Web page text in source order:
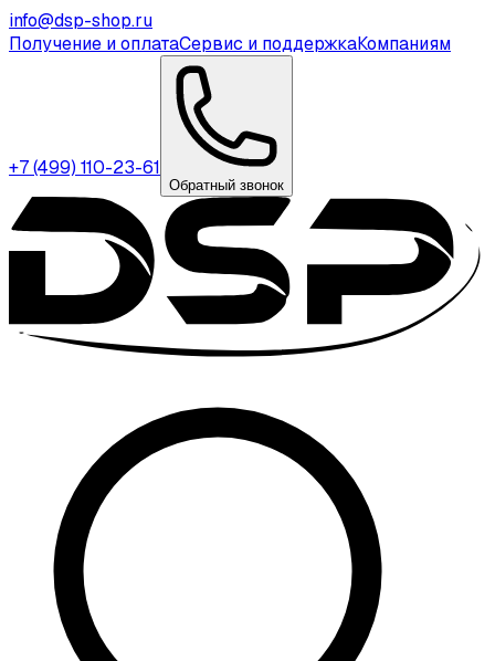
info@dsp-shop.ru
Получение и оплатаСервис и поддержкаКомпаниям
+7 (499) 110-23-61
Обратный звонок